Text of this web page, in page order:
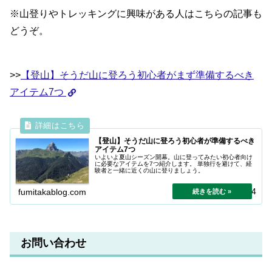
※山登りやトレッキングに興味がある人はこちらの記事も
どうぞ。
>> 【登山】そうだ山に登ろう初心者がまず準備するべき
アイテム7つ
【登山】そうだ山に登ろう初心者が準備するべき
アイテム7つ
いよいよ夏山シーズン開幕。山に登ってみたい初心者向け
に必要なアイテムを7つ紹介します。 単独行を避けて、経
験者と一緒に近くの山に登りましょう。
fumitakablog.com 2026.05.04
お問い合わせ